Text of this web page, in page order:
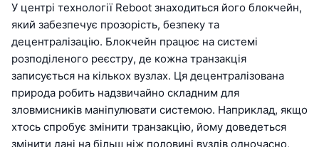
У центрі технології Reboot знаходиться його блокчейн,
який забезпечує прозорість, безпеку та
децентралізацію. Блокчейн працює на системі
розподіленого реєстру, де кожна транзакція
записується на кількох вузлах. Ця децентралізована
природа робить надзвичайно складним для
зловмисників маніпулювати системою. Наприклад, якщо
хтось спробує змінити транзакцію, йому доведеться
змінити дані на більш ніж половині вузлів одночасно,